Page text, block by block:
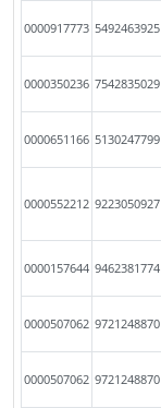
0000917773 5492463925
0000350236 7542835029
0000651166 5130247799
0000552212 9223050927
0000157644 9462381774
0000507062 9721248870
0000507062 9721248870